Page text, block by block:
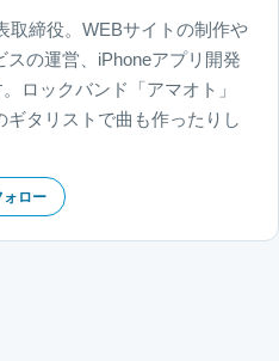
取締役。WEBサイトの制作や
スの運営、iPhoneアプリ開発
ロックバンド「アマオト」
ギタリストで曲も作ったりし
ロー